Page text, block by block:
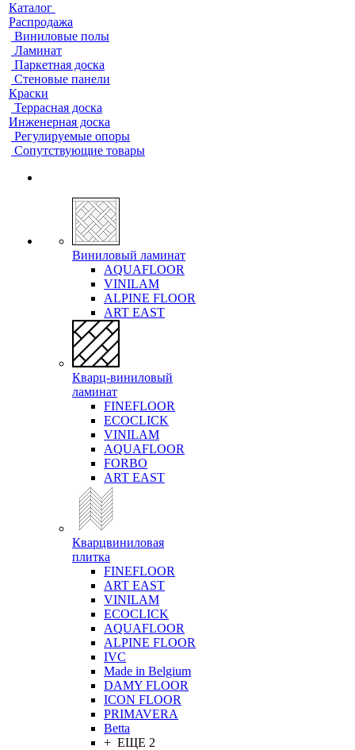
Каталог
Распродажа
Виниловые полы
Ламинат
Паркетная доска
Стеновые панели
Краски
Террасная доска
Инженерная доска
Регулируемые опоры
Сопутствующие товары
Виниловый ламинат
AQUAFLOOR
VINILAM
ALPINE FLOOR
ART EAST
Кварц-виниловый
ламинат
FINEFLOOR
ECOCLICK
VINILAM
AQUAFLOOR
FORBO
ART EAST
Кварцвиниловая
плитка
FINEFLOOR
ART EAST
VINILAM
ECOCLICK
AQUAFLOOR
ALPINE FLOOR
IVC
Made in Belgium
DAMY FLOOR
ICON FLOOR
PRIMAVERA
Betta
+ ЕЩЕ 2